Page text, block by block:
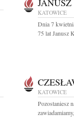
KATOWICE
Dnia 7
75 lat Janusz
KATOWICE
Pozostaniesz